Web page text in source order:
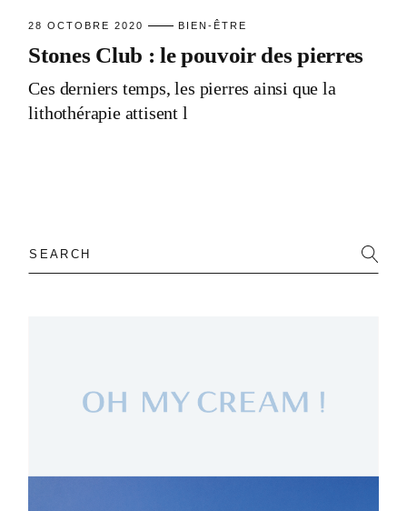
28 OCTOBRE 2020 BIEN-ÊTRE
Stones Club : le pouvoir des pierres
Ces derniers temps, les pierres ainsi que la
lithothérapie attisent l